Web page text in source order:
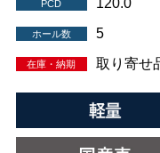
PCD
ホール数 5
在庫・納期 取り寄せ